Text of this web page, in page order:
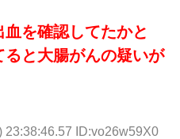
を確認してたかと
ると大腸がんの疑いが
23:38:46.57 ID:vo26w59X0